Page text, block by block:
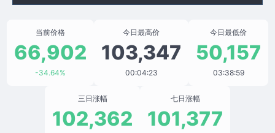
当前价格
66,902
-34.64%
今日最高价
103,347
00:04:23
今日最低价
50,157
03:38:59
三日涨幅
102,362
七日涨幅
101,377